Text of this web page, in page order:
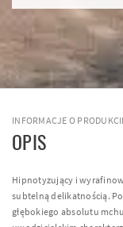
INFORMACJE O
OPIS
Hipnotyzujący i
subtelną delikatnością.
głębokiego absolutu